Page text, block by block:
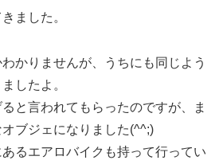
ました。
かりませんが、うちにも同じよう
したよ。
と言われてもらったのですが、ま
ブジェになりました(^^;)
るエアロバイクも持って行ってい